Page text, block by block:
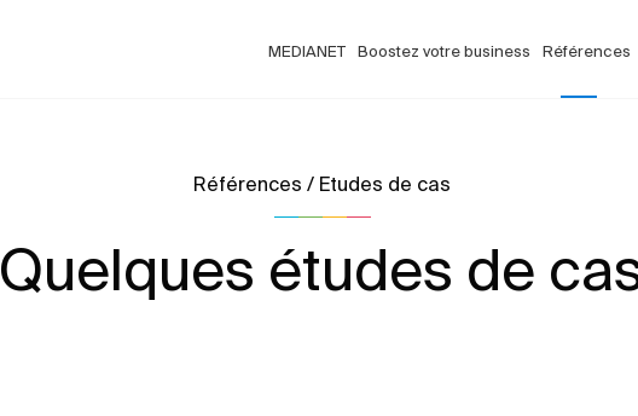
MEDIANET Boostez votre business Références
Références / Etudes de cas
Quelques études de